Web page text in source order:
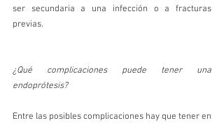
ser secundaria a una infección o a fracturas
previas.
¿Qué complicaciones puede tener una
endoprótesis?
Entre las posibles complicaciones hay que tener en